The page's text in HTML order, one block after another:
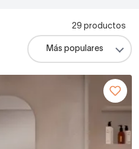
29 productos